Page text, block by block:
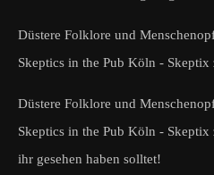
Düstere Folklore und
Skeptics in the Pub Köln - Skeptix
Düstere Folklore und
Skeptics in the Pub Köln - Skeptix
ihr gesehen haben solltet!